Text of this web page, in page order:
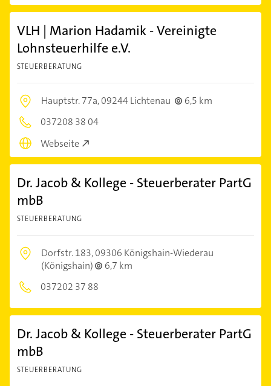
VLH | Marion Hadamik - Vereinigte
Lohnsteuerhilfe e.V.
STEUERBERATUNG
Hauptstr. 77a,09244 Lichtenau
6,5 km
037208 38 04
Webseite
Dr. Jacob & Kollege - Steuerberater PartG
mbB
STEUERBERATUNG
Dorfstr. 183,09306 Königshain-Wiederau
(Königshain)
6,7 km
037202 37 88
Dr. Jacob & Kollege - Steuerberater PartG
mbB
STEUERBERATUNG